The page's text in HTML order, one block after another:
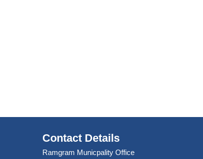
Contact Details
Ramgram Municpality Office